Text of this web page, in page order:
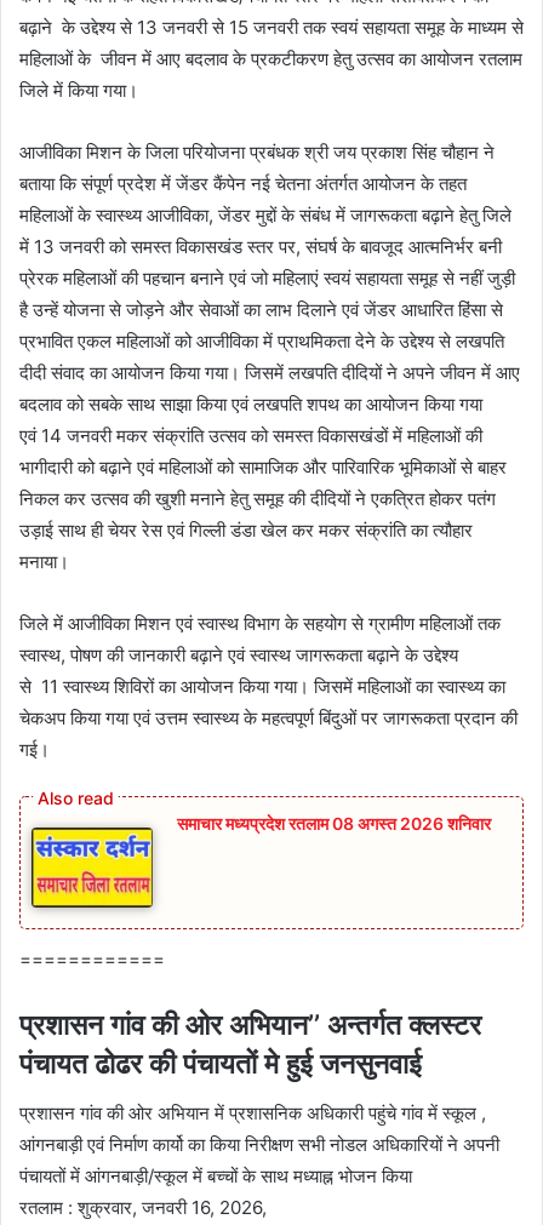
बढ़ाने के उद्देश्य से 13 जनवरी से 15 जनवरी तक स्वयं सहायता समूह के माध्यम से
महिलाओं के जीवन में आए बदलाव के प्रकटीकरण हेतु उत्सव का आयोजन रतलाम
जिले में किया गया।
आजीविका मिशन के जिला परियोजना प्रबंधक श्री जय प्रकाश सिंह चौहान ने
बताया कि संपूर्ण प्रदेश में जेंडर कैंपेन नई चेतना अंतर्गत आयोजन के तहत
महिलाओं के स्वास्थ्य आजीविका, जेंडर मुद्दों के संबंध में जागरूकता बढ़ाने हेतु जिले
में 13 जनवरी को समस्त विकासखंड स्तर पर, संघर्ष के बावजूद आत्मनिर्भर बनी
प्रेरक महिलाओं की पहचान बनाने एवं जो महिलाएं स्वयं सहायता समूह से नहीं जुड़ी
है उन्हें योजना से जोड़ने और सेवाओं का लाभ दिलाने एवं जेंडर आधारित हिंसा से
प्रभावित एकल महिलाओं को आजीविका में प्राथमिकता देने के उद्देश्य से लखपति
दीदी संवाद का आयोजन किया गया। जिसमें लखपति दीदियों ने अपने जीवन में आए
बदलाव को सबके साथ साझा किया एवं लखपति शपथ का आयोजन किया गया
एवं 14 जनवरी मकर संक्रांति उत्सव को समस्त विकासखंडों में महिलाओं की
भागीदारी को बढ़ाने एवं महिलाओं को सामाजिक और पारिवारिक भूमिकाओं से बाहर
निकल कर उत्सव की खुशी मनाने हेतु समूह की दीदियों ने एकत्रित होकर पतंग
उड़ाई साथ ही चेयर रेस एवं गिल्ली डंडा खेल कर मकर संक्रांति का त्यौहार
मनाया।
जिले में आजीविका मिशन एवं स्वास्थ विभाग के सहयोग से ग्रामीण महिलाओं तक
स्वास्थ, पोषण की जानकारी बढ़ाने एवं स्वास्थ जागरूकता बढ़ाने के उद्देश्य
से 11 स्वास्थ्य शिविरों का आयोजन किया गया। जिसमें महिलाओं का स्वास्थ्य का
चेकअप किया गया एवं उत्तम स्वास्थ्य के महत्वपूर्ण बिंदुओं पर जागरूकता प्रदान की
गई।
समाचार मध्यप्रदेश रतलाम 08 अगस्त 2026 शनिवार
============
प्रशासन गांव की ओर अभियान’’ अन्तर्गत क्लस्टर
पंचायत ढोढर की पंचायतों मे हुई जनसुनवाई
प्रशासन गांव की ओर अभियान में प्रशासनिक अधिकारी पहुंचे गांव में स्कूल ,
आंगनबाड़ी एवं निर्माण कार्यो का किया निरीक्षण सभी नोडल अधिकारियों ने अपनी
पंचायतों में आंगनबाड़ी/स्कूल में बच्चों के साथ मध्याह्न भोजन किया
रतलाम : शुक्रवार, जनवरी 16, 2026,